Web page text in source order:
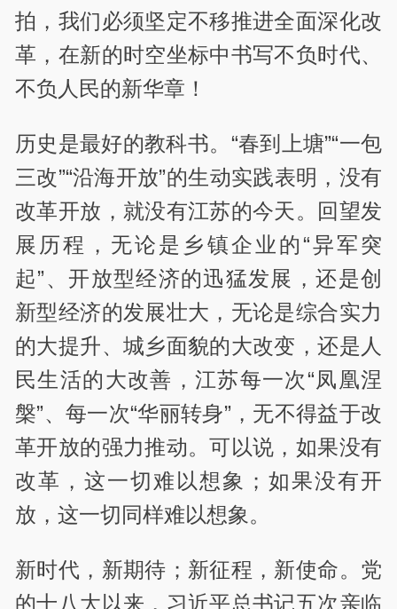
拍，我们必须坚定不移推进全面深化改
革，在新的时空坐标中书写不负时代、
不负人民的新华章！
历史是最好的教科书。“春到上塘”“一包
三改”“沿海开放”的生动实践表明，没有
改革开放，就没有江苏的今天。回望发
展历程，无论是乡镇企业的“异军突
起”、开放型经济的迅猛发展，还是创
新型经济的发展壮大，无论是综合实力
的大提升、城乡面貌的大改变，还是人
民生活的大改善，江苏每一次“凤凰涅
槃”、每一次“华丽转身”，无不得益于改
革开放的强力推动。可以说，如果没有
改革，这一切难以想象；如果没有开
放，这一切同样难以想象。
新时代，新期待；新征程，新使命。党
的十八大以来，习近平总书记五次亲临